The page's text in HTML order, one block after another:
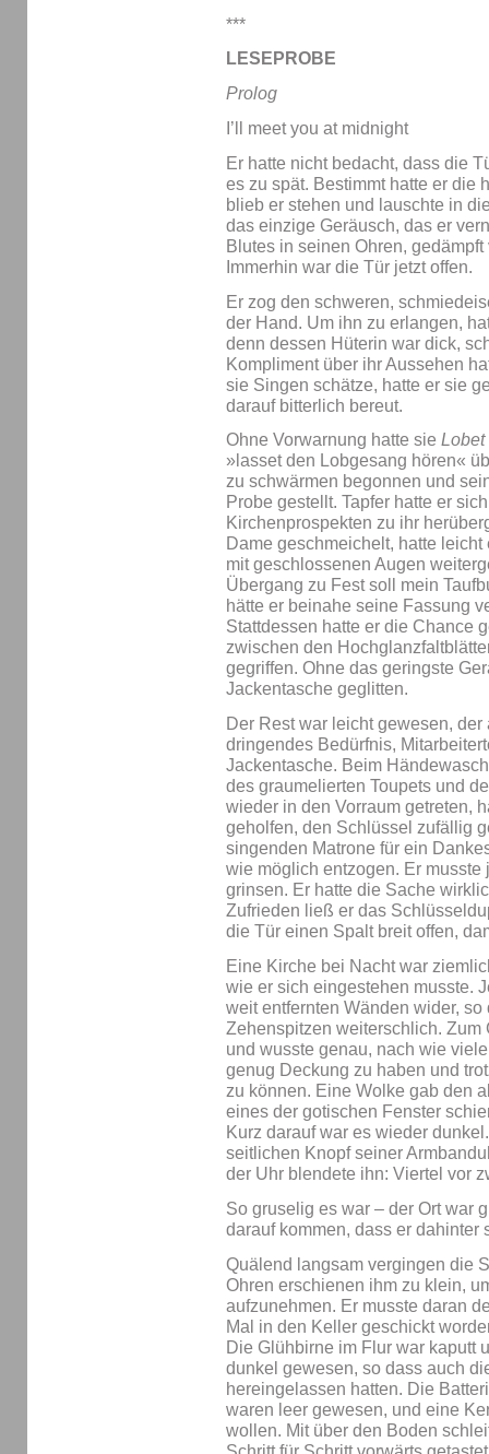
***
LESEPROBE
Prolog
I’ll meet you at midnight
Er hatte nicht bedacht, dass die
es zu spät. Bestimmt hatte er die
blieb er stehen und lauschte in
das einzige Geräusch, das er
Blutes in seinen Ohren,
Immerhin war die Tür jetzt offen.
Er zog den schweren,
der Hand. Um ihn zu erlangen,
denn dessen Hüterin war dick,
Kompliment über ihr Aussehen
sie Singen schätze, hatte er sie
darauf bitterlich bereut.
Ohne Vorwarnung hatte sie Lobet
»lasset den Lobgesang hören«
zu schwärmen begonnen und
Probe gestellt. Tapfer hatte er
Kirchenprospekten zu ihr
Dame geschmeichelt, hatte
mit geschlossenen Augen
Übergang zu Fest soll mein
hätte er beinahe seine Fassung
Stattdessen hatte er die Chance
zwischen den
gegriffen. Ohne das geringste
Jackentasche geglitten.
Der Rest war leicht gewesen,
dringendes Bedürfnis,
Jackentasche. Beim
des graumelierten Toupets und
wieder in den Vorraum getreten,
geholfen, den Schlüssel zufällig
singenden Matrone für ein
wie möglich entzogen. Er
grinsen. Er hatte die Sache
Zufrieden ließ er das
die Tür einen Spalt breit offen,
Eine Kirche bei Nacht war
wie er sich eingestehen musste.
weit entfernten Wänden wider,
Zehenspitzen weiterschlich. Zum
und wusste genau, nach wie
genug Deckung zu haben und
zu können. Eine Wolke gab den
eines der gotischen Fenster
Kurz darauf war es wieder
seitlichen Knopf seiner
der Uhr blendete ihn: Viertel vor
So gruselig es war – der Ort war
darauf kommen, dass er dahinter
Quälend langsam vergingen die
Ohren erschienen ihm zu klein,
aufzunehmen. Er musste daran
Mal in den Keller geschickt
Die Glühbirne im Flur war kaputt
dunkel gewesen, so dass auch
hereingelassen hatten. Die
waren leer gewesen, und eine
wollen. Mit über den Boden